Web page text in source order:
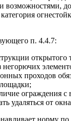
возможностями,
п. 4.4.7:
открытого
негорючих
проходов
ограждения
удаляться от
норму